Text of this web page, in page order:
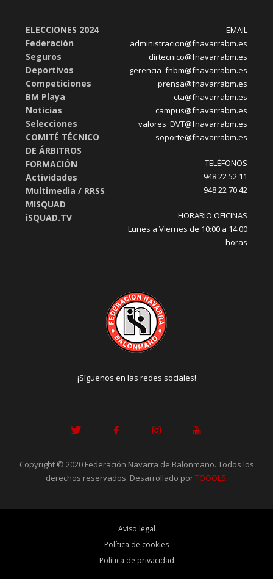
ELECCIONES 2024
Federación
Seguros
Deportivos
Competiciones
BM Playa
Noticias
Selecciones
COMITÉ TÉCNICO
DE ÁRBITROS
FORMACIÓN
Actividades
Multimedia / RRSS
MISQUAD
iSQUAD.TV
EMAIL
administracion@fnavarrabm.es
dirtecnico@fnavarrabm.es
gerencia_fnbm@fnavarrabm.es
prensa@fnavarrabm.es
cta@fnavarrabm.es
campus@fnavarrabm.es
valores_DVT@fnavarrabm.es
soporte@fnavarrabm.es
TELÉFONOS
948 22 52 11
948 22 70 42
HORARIO OFICINAS
Lunes a Viernes de 10:00 a 14:00
horas
¡Síguenos en las redes sociales!
Copyright © 2020 Federación Navarra de Balonmano. Todos los
derechos reservados. Desarrollado porTOOOLS.
Aviso legal
Política de cookies
Política de privacidad